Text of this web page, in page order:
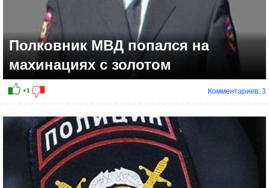
Полковник МВД попался на
махинациях с золотом
Комментариев: 3